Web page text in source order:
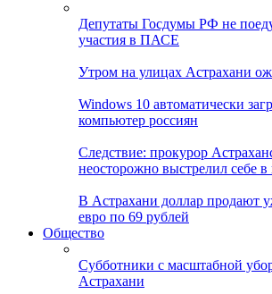
Депутаты Госдумы РФ не
участия в ПАСЕ
Утром на улицах Астрахани
Windows 10 автоматически
компьютер россиян
Следствие: прокурор
неосторожно выстрелил себе в
В Астрахани доллар продают
евро по 69 рублей
Общество
Субботники с масштабной
Астрахани